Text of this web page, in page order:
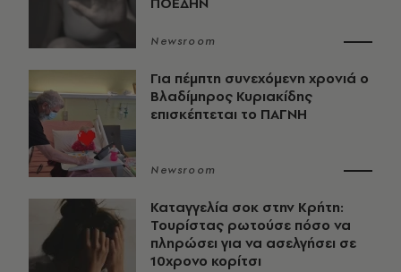
Newsroom
Για πέμπτη συνεχόμενη χρονιά ο
Βλαδίμηρος Κυριακίδης
επισκέπτεται το ΠΑΓΝΗ
Newsroom
Καταγγελία σοκ στην Κρήτη:
Τουρίστας ρωτούσε πόσο να
πληρώσει για να ασελγήσει σε
10χρονο κορίτσι